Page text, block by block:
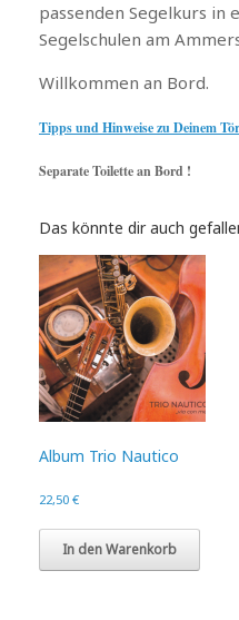
passenden Segelkurs in
Segelschulen am
Willkommen an Bord.
Tipps und Hinweise zu Deinem
Separate Toilette an Bord !
Das könnte dir auch
Album Trio Nautico
22,50 €
In den Warenkorb